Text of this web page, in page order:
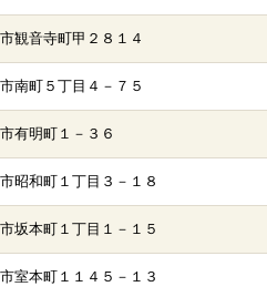
観音寺町甲２８１４
南町５丁目４－７５
有明町１－３６
昭和町１丁目３－１８
坂本町１丁目１－１５
室本町１１４５－１３